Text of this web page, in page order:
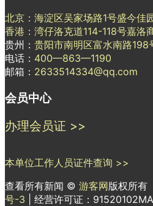
北京：海淀区吴家场路1号盛今佳
香港：湾仔洛克道114-118号嘉洛
贵州： 贵阳市南明区富水南路
电话： 400—863—1190
邮箱： 2633514334@qq.com
会员中心
办理会员证 >>
本单位工作人员证件查询 >>
查看所有新闻 © 游客网版权所有
号-3
| 经营许可证：